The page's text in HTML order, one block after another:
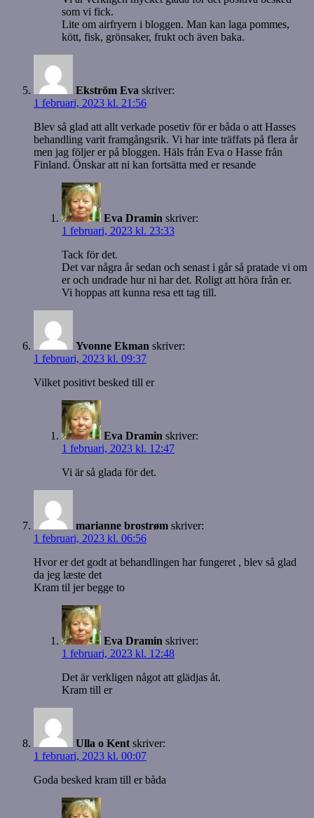
som vi fick.
Lite om airfryern i bloggen. Man kan laga pommes,
kött, fisk, grönsaker, frukt och även baka.
Ekström Eva skriver:
1 februari, 2023 kl. 21:56
Blev så glad att allt verkade posetiv för er båda o att Hasses
behandling varit framgångsrik. Vi har inte träffats på flera år
men jag följer er på bloggen. Häls från Eva o Hasse från
Finland. Önskar att ni kan fortsätta med er resande
Eva Dramin skriver:
1 februari, 2023 kl. 23:33
Tack för det.
Det var några år sedan och senast i går så pratade vi om
er och undrade hur ni har det. Roligt att höra från er.
Vi hoppas att kunna resa ett tag till.
Yvonne Ekman skriver:
1 februari, 2023 kl. 09:37
Vilket positivt besked till er
Eva Dramin skriver:
1 februari, 2023 kl. 12:47
Vi är så glada för det.
marianne brostrøm skriver:
1 februari, 2023 kl. 06:56
Hvor er det godt at behandlingen har fungeret , blev så glad
da jeg læste det
Kram til jer begge to
Eva Dramin skriver:
1 februari, 2023 kl. 12:48
Det är verkligen något att glädjas åt.
Kram till er
Ulla o Kent skriver:
1 februari, 2023 kl. 00:07
Goda besked kram till er båda